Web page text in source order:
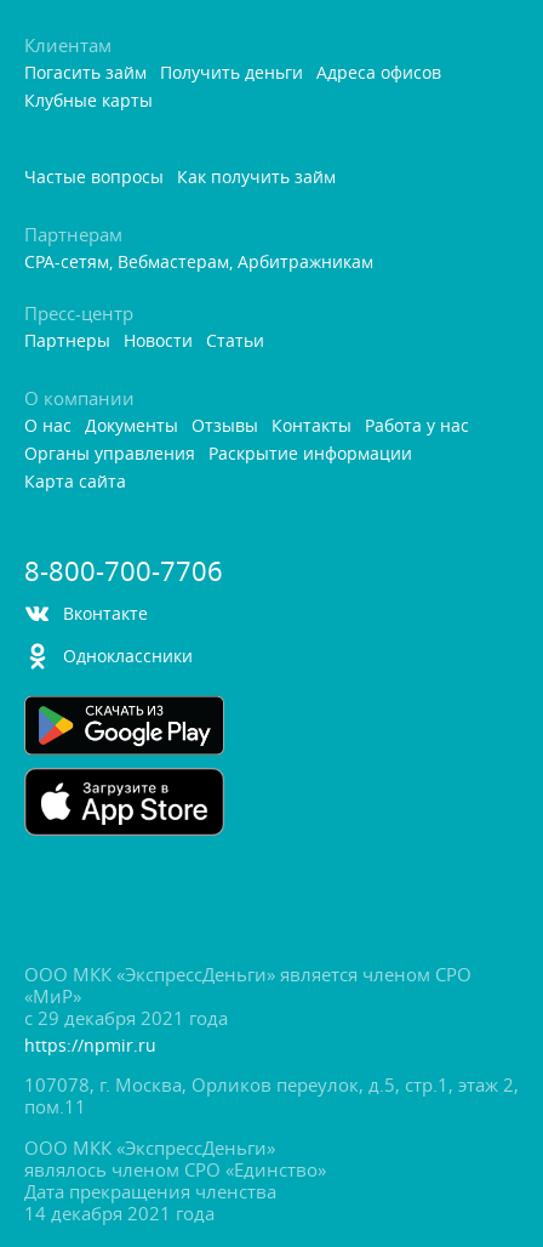
Клиентам
Погасить займ Получить деньги
Адреса офисо
Клубные карты
Частые вопросы Как получить займ
Партнерам
CPA-сетям, Вебмастерам, Арбитражникам
Пресс-центр
Партнеры Новости Статьи
О компании
О нас Документы Отзывы Контакты
Работа у нас
Органы управления
Раскрытие информации
Карта сайта
8-800-700-7706
контакте
Одноклассники
ООО МКК «ЭкспрессДеньги» является членом СРО
«МиР»
с 29 декабря 2021 года
https://npmir.ru
107078, г. Москва, Орликов переулок, д.5, стр.1, этаж 2,
пом.11
ООО МКК «ЭкспрессДеньги»
являлось членом СРО «Единство»
Дата прекращения членства
14 декабря 2021 года